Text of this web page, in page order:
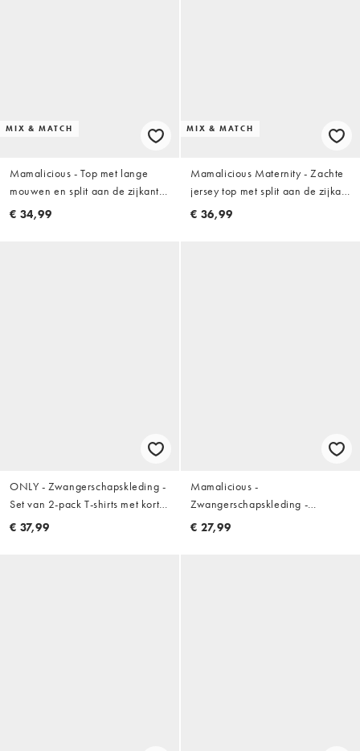
MIX & MATCH
Mamalicious - Top met lange
mouwen en split aan de zijkant
in beige, deel van co-ord set
€ 34,99
MIX & MATCH
Mamalicious Maternity - Zachte
jersey top met split aan de zijkant
in bordeauxrood, deel van co-
€ 36,99
ONLY - Zwangerschapskleding -
Set van 2-pack T-shirts met korte
mouwen in zwart
€ 37,99
Mamalicious -
Zwangerschapskleding -
Naadloos hemd in taupe
€ 27,99